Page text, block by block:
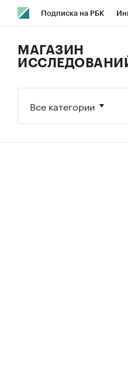
Подписка на РБК
Исследования
МАГАЗИН
Все категории